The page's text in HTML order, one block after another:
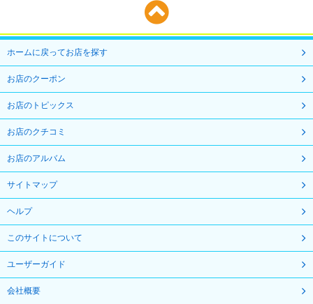
ホームに戻ってお店を探す
お店のクーポン
お店のトピックス
お店のクチコミ
お店のアルバム
サイトマップ
ヘルプ
このサイトについて
ユーザーガイド
会社概要